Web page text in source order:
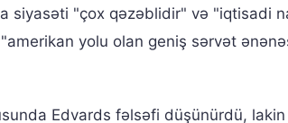
siyasəti "çox qəzəblidir" və "iqtisadi
"amerikan yolu olan geniş sərvət
Edvards fəlsəfi düşünürdü,